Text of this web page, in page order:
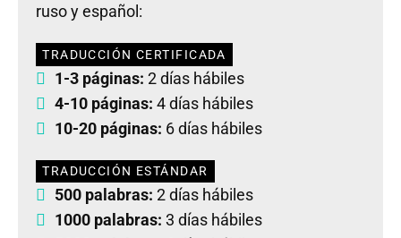
ruso y español:
TRADUCCIÓN CERTIFICADA
1-3 páginas: 2 días hábiles
4-10 páginas: 4 días hábiles
10-20 páginas: 6 días hábiles
TRADUCCIÓN ESTÁNDAR
500 palabras: 2 días hábiles
1000 palabras: 3 días hábiles